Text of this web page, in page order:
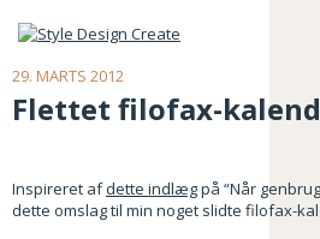
29. MARTS 2012
Flettet filofax-
Inspireret afdette indlægpå “Når
dette omslag til min noget slidte filofax-